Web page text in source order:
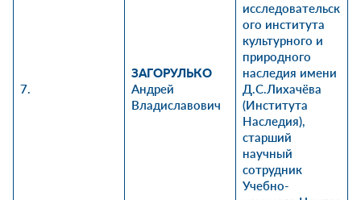
7.
ЗАГОРУЛЬКО
Андрей
Владиславович
исследовательск
ого института
культурного и
природного
наследия имени
Д.С.Лихачёва
(Института
Наследия),
старший
научный
сотрудник
Учебно-